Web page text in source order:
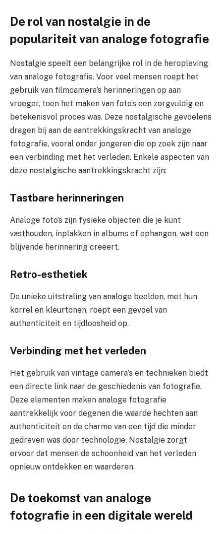
De rol van nostalgie in de
populariteit van analoge fotografie
Nostalgie speelt een belangrijke rol in de heropleving
van analoge fotografie. Voor veel mensen roept het
gebruik van filmcamera’s herinneringen op aan
vroeger, toen het maken van foto’s een zorgvuldig en
betekenisvol proces was. Deze nostalgische gevoelens
dragen bij aan de aantrekkingskracht van analoge
fotografie, vooral onder jongeren die op zoek zijn naar
een verbinding met het verleden. Enkele aspecten van
deze nostalgische aantrekkingskracht zijn:
Tastbare herinneringen
Analoge foto’s zijn fysieke objecten die je kunt
vasthouden, inplakken in albums of ophangen, wat een
blijvende herinnering creëert.
Retro-esthetiek
De unieke uitstraling van analoge beelden, met hun
korrel en kleurtonen, roept een gevoel van
authenticiteit en tijdloosheid op.
Verbinding met het verleden
Het gebruik van vintage camera’s en technieken biedt
een directe link naar de geschiedenis van fotografie.
Deze elementen maken analoge fotografie
aantrekkelijk voor degenen die waarde hechten aan
authenticiteit en de charme van een tijd die minder
gedreven was door technologie. Nostalgie zorgt
ervoor dat mensen de schoonheid van het verleden
opnieuw ontdekken en waarderen.
De toekomst van analoge
fotografie in een digitale wereld